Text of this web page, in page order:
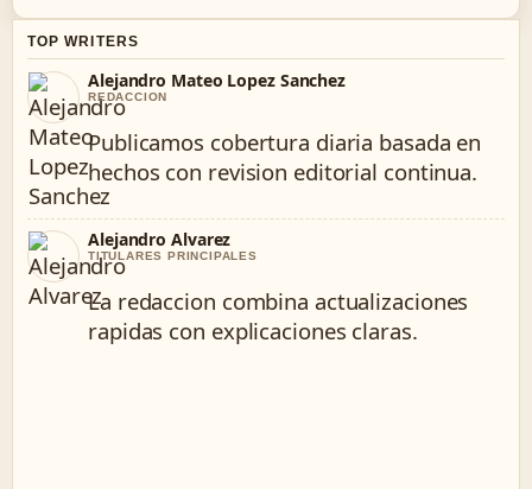
TOP WRITERS
Alejandro Mateo Lopez Sanchez
REDACCION
Publicamos cobertura diaria basada en
hechos con revision editorial continua.
Alejandro Alvarez
TITULARES PRINCIPALES
La redaccion combina actualizaciones
rapidas con explicaciones claras.